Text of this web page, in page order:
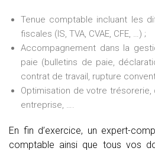
Tenue comptable incluant les
fiscales (IS, TVA, CVAE, CFE, …) ;
Accompagnement dans la
paie (bulletins de paie,
contrat de travail, rupture
Optimisation de votre
entreprise, ….
En fin d’exercice, un expert-
comptable ainsi que tous vos